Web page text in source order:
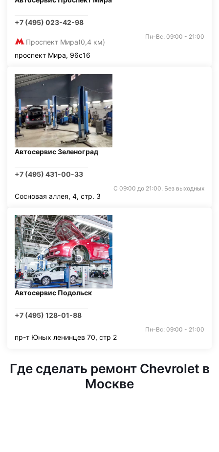
+7 (495) 023-42-98
Проспект Мира(0,4 км)
Пн-Вс: 09:00 - 21:00
проспект Мира, 96с16
Автосервис Зеленоград
+7 (495) 431-00-33
С 09:00 до 21:00. Без выходных
Сосновая аллея, 4, стр. 3
Автосервис Подольск
+7 (495) 128-01-88
Пн-Вс: 09:00 - 21:00
пр-т Юных ленинцев 70, стр 2
Где сделать ремонт Chevrolet в
Москве